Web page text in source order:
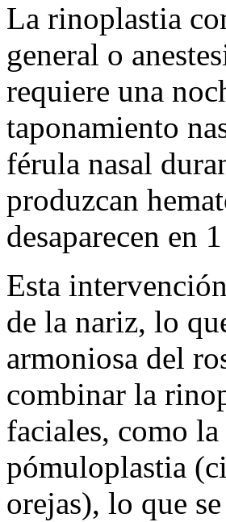
La rinoplastia
general o
requiere una
taponamiento
férula nasal
produzcan
desaparecen en
Esta
de la nariz, lo
armoniosa del
combinar la
faciales, como
pómuloplastia
orejas), lo que